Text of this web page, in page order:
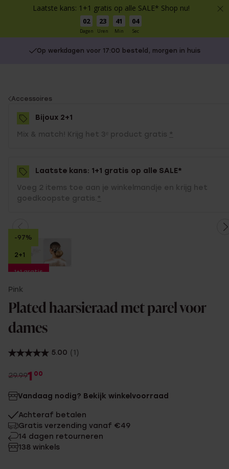
Laatste kans: 1+1 gratis op alle SALE* Shop nu!
02
Dagen
23
Uren
41
Min
03
Sec
Op werkdagen voor 17:00 besteld, morgen in huis
You
are
here:
Accessoires
Bijoux 2+1
Mix & match! Krijg het 3ᵉ product gratis *
Laatste kans: 1+1 gratis op alle SALE*
Voeg 2 items toe aan je winkelmandje en krijg het
goedkoopste gratis. *
-97%
2+1
1+1 gratis
Pink
Plated haarsieraad met parel voor
dames
5.00 (1)
29.991 00
Vandaag nodig? Bekijk winkelvoorraad
Achteraf betalen
Gratis verzending vanaf €49
14 dagen retourneren
138 winkels